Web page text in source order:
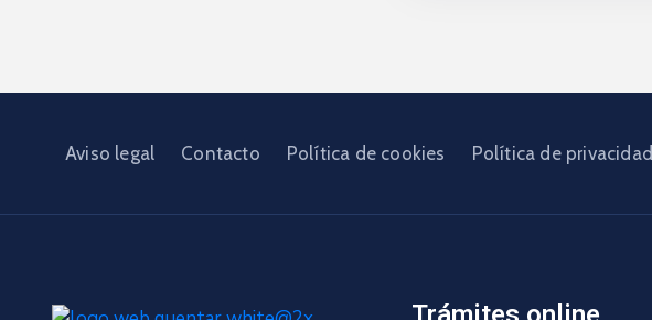
Aviso legal Contacto Política de cookies Política de privacidad